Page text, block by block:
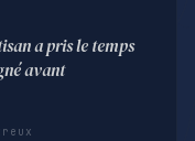
a pris le temps
avant